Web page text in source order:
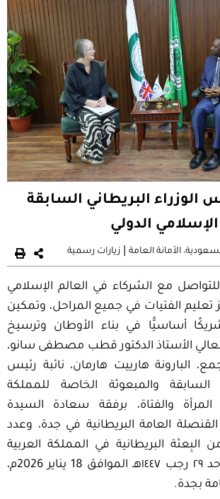
الوزراء البريطاني السابقة
الدولي
، الأمانة العامة| زيارات رسمية
مع الشركاء في العالم الإسلامي
تعليم الفتيات في جميع المراحل، وتمكين
أساسيًّا في بناء الأوطان وترسيخ
الأستاذ الدكتور قطب مصطفى سانو،
البارونة هارييت هارمان، نائبة رئيس
السابقة والمبعوثة الخاصة للمملكة
والفتاة، برفقة سعادة السيدة
العامة البريطانية في جدة، وعدد
البريطانية في المملكة العربية
السعودية، يوم الأحد ٢٩ رجب ١٤٤٧هـ الموافق 18 يناير 2026م،
بجدة.